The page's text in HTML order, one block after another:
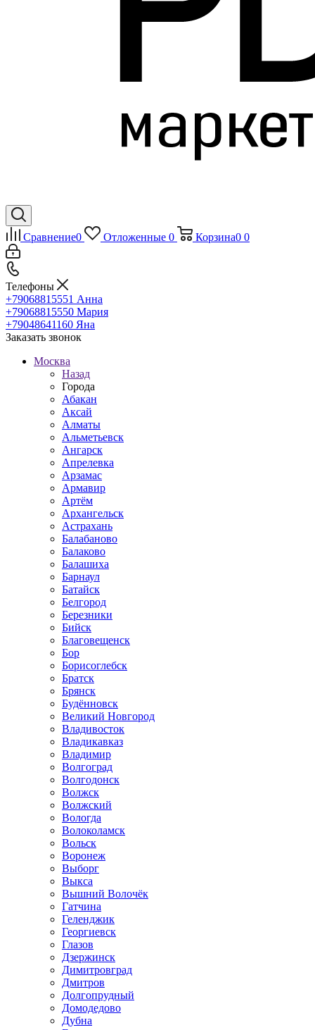
Сравнение0 Отложенные 0 Корзина0 0
Телефоны
+79068815551 Анна
+79068815550 Мария
+79048641160 Яна
Заказать звонок
Москва
Назад
Города
Абакан
Аксай
Алматы
Альметьевск
Ангарск
Апрелевка
Арзамас
Армавир
Артём
Архангельск
Астрахань
Балабаново
Балаково
Балашиха
Барнаул
Батайск
Белгород
Березники
Бийск
Благовещенск
Бор
Борисоглебск
Братск
Брянск
Будённовск
Великий Новгород
Владивосток
Владикавказ
Владимир
Волгоград
Волгодонск
Волжск
Волжский
Вологда
Волоколамск
Вольск
Воронеж
Выборг
Выкса
Вышний Волочёк
Гатчина
Геленджик
Георгиевск
Глазов
Дзержинск
Димитровград
Дмитров
Долгопрудный
Домодедово
Дубна